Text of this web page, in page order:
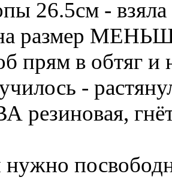
26.5см -
размер
прям в обтяг и
-